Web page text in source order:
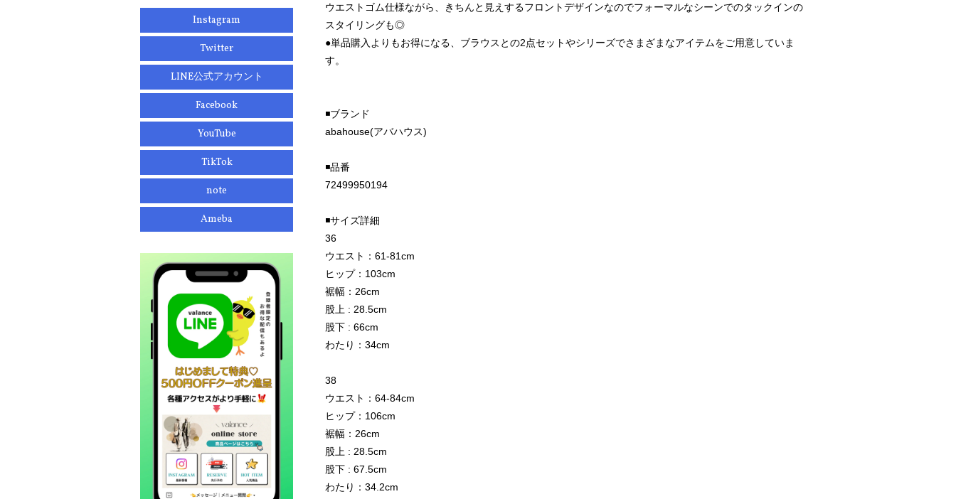
ウエストゴム仕様ながら、きちんと見えするフロントデザインなのでフォーマルなシーンでのタックインの
スタイリングも◎
●単品購入よりもお得になる、ブラウスとの2点セットやシリーズでさまざまなアイテムをご用意していま
す。
◾️ブランド
abahouse(アバハウス)
◾️品番
72499950194
◾️サイズ詳細
36
ウエスト：61-81cm
ヒップ：103cm
裾幅：26cm
股上 : 28.5cm
股下 : 66cm
わたり：34cm
38
ウエスト：64-84cm
ヒップ：106cm
裾幅：26cm
股上 : 28.5cm
股下 : 67.5cm
わたり：34.2cm
Instagram
Twitter
LINE公式アカウント
Facebook
YouTube
TikTok
note
Ameba